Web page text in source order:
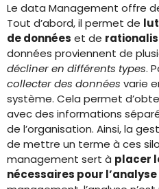
Le data Management offre
Tout d’abord, il permet de
de données et de
données proviennent de
décliner en différents types.
collecter des données varie
système. Cela permet
avec des informations
de l’organisation. Ainsi, la
de mettre un terme à ces
management sert à placer
nécessaires pour